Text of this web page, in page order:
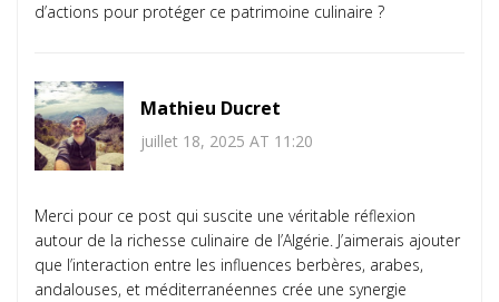
d’actions pour protéger ce patrimoine culinaire ?
Mathieu Ducret
juillet 18, 2025 AT 11:20
Merci pour ce post qui suscite une véritable réflexion
autour de la richesse culinaire de l’Algérie. J’aimerais ajouter
que l’interaction entre les influences berbères, arabes,
andalouses, et méditerranéennes crée une synergie